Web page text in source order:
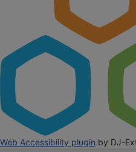
Web Accessibility plugin by DJ-